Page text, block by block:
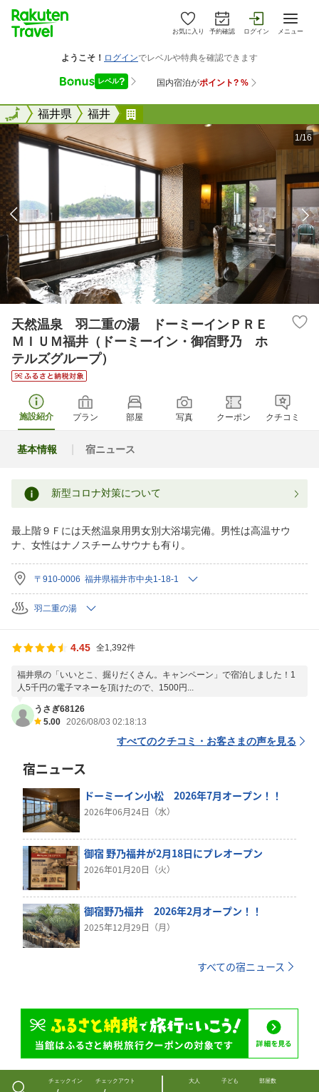
お気に入り 予約確認 ログイン メニュー
全国福井県 福井
全国
1/16
天然温泉 羽二重の湯 ドーミーインＰＲＥ
ＭＩＵＭ福井（ドーミーイン・御宿野乃 ホ
テルズグループ）
施設紹介 プラン 部屋 写真 クーポン クチコミ
基本情報 宿ニュース
新型コロナ対策について
最上階９Ｆには天然温泉用男女別大浴場完備。男性は高温サウ
ナ、女性はナノスチームサウナも有り。
〒910-0006 福井県福井市中央1-18-1
羽二重の湯
4.45 全1,392件
福井県の「いいとこ、掘りだくさん。キャンペーン」で宿泊しました！1
人5千円の電子マネーを頂けたので、1500円...
うさぎ68126
5.00 2026/08/03 02:18:13
すべてのクチコミ・お客さまの声を見る
宿ニュース
ドーミーイン小松 2026年7月オープン！！
2026年06月24日（水）
御宿 野乃福井が2月18日にプレオープン
2026年01月20日（火）
御宿野乃福井 2026年2月オープン！！
2025年12月29日（月）
すべての宿ニュース
チェックイン チェックアウト 大人 子ども 部屋数